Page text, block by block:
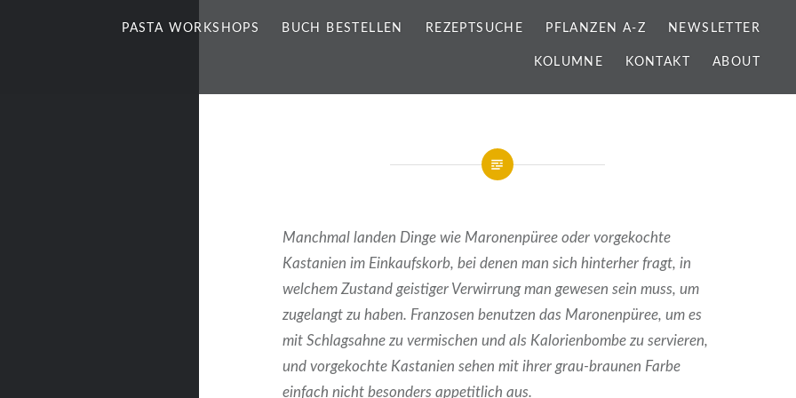
PASTA WORKSHOPS BUCH BESTELLEN REZEPTSUCHE PFLANZEN A-Z NEWSLETTER
KOLUMNE KONTAKT ABOUT
Manchmal landen Dinge wie Maronenpüree oder vorgekochte
Kastanien im Einkaufskorb, bei denen man sich hinterher fragt, in
welchem Zustand geistiger Verwirrung man gewesen sein muss, um
zugelangt zu haben. Franzosen benutzen das Maronenpüree, um es
mit Schlagsahne zu vermischen und als Kalorienbombe zu servieren,
und vorgekochte Kastanien sehen mit ihrer grau-braunen Farbe
einfach nicht besonders appetitlich aus.